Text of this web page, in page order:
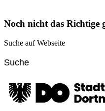
Noch nicht das Richtige
Suche auf Webseite